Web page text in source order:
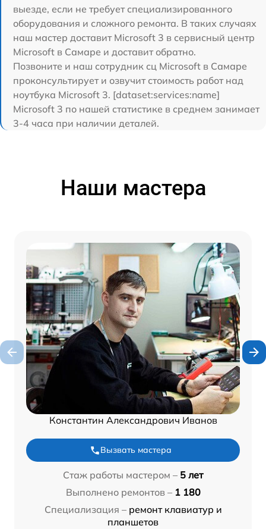
выезде, если не требует специализированного
оборудования и сложного ремонта. В таких случаях
наш мастер доставит Microsoft 3 в сервисный центр
Microsoft в Самаре и доставит обратно.
Позвоните и наш сотрудник сц Microsoft в Самаре
проконсультирует и озвучит стоимость работ над
ноутбука Microsoft 3. [dataset:services:name]
Microsoft 3 по нашей статистике в среднем занимает
3-4 часа при наличии деталей.
Наши мастера
Константин Александрович Иванов
Вызвать мастера
Стаж работы мастером – 5 лет
Выполнено ремонтов – 1 180
Специализация – ремонт клавиатур и
планшетов